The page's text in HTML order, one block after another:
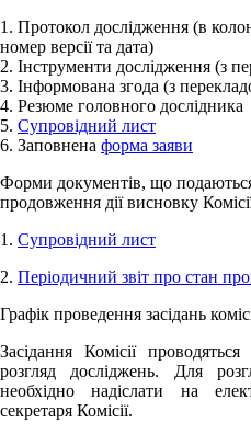
1. Протокол дослідження (в
номер версії та дата)
2. Інструменти дослідження (з
3. Інформована згода (з
4. Резюме головного дослідника
5. Супровідний лист
6. Заповнена форма заяви
Форми документів, що подаються
продовження дії висновку
1. Супровідний лист
2. Періодичний звіт про стан
Графік проведення засідань
Засідання Комісії
розгляд досліджень. Для
необхідно надіслати на
секретаря Комісії.